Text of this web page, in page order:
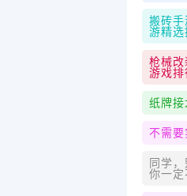
搬砖
游精选
枪械
游戏排
纸牌
不需
同学
你一定